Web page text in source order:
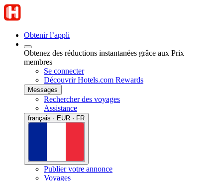
Obtenir l’appli
Obtenez des réductions instantanées grâce aux Prix
membres
Se connecter
Découvrir Hotels.com Rewards
Messages
Rechercher des voyages
Assistance
français · EUR · FR
Publier votre annonce
Voyages